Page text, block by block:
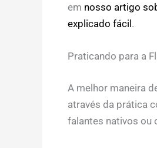
em nosso artigo
explicado fácil.
Praticando para a
A melhor maneira
através da prática
falantes nativos ou